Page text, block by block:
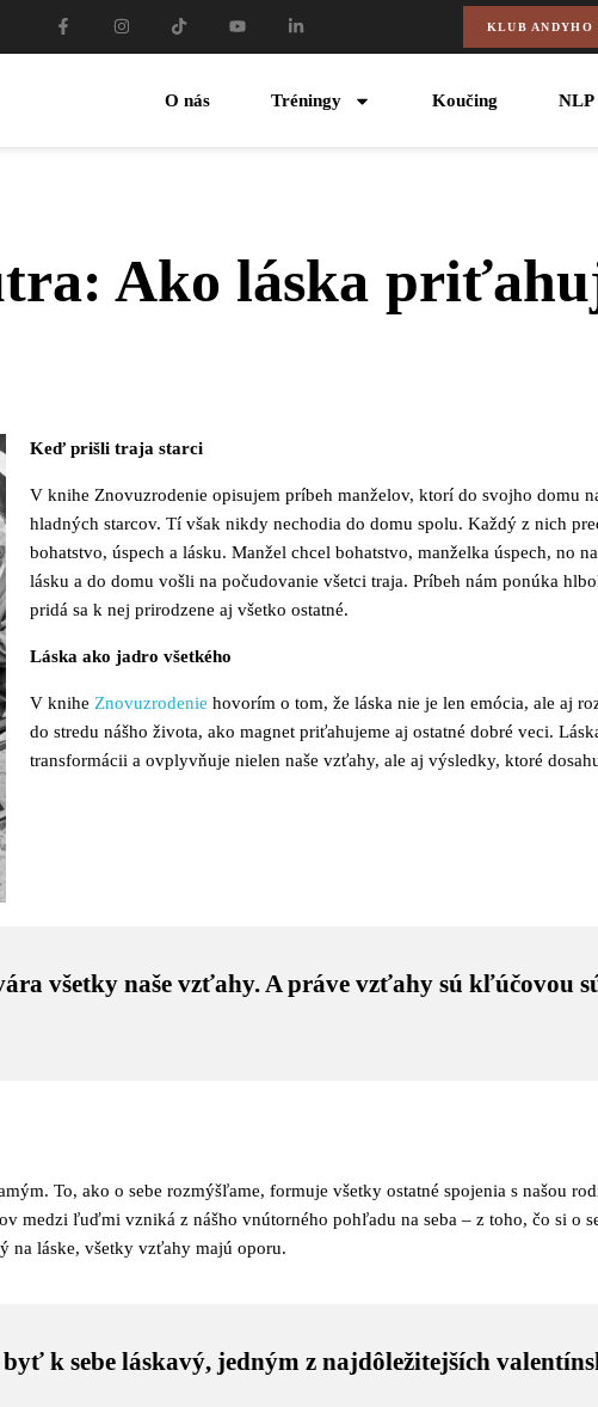
KLUB ANDYHO
O nás Tréningy Koučing NLP
Ako láska
Keď prišli traja starci
V knihe Znovuzrodenie opisujem príbeh manželov, ktorí do svojho domu
hladných starcov. Tí však nikdy nechodia do domu spolu. Každý z nich
bohatstvo, úspech a lásku. Manžel chcel bohatstvo, manželka úspech, no
lásku a do domu vošli na počudovanie všetci traja. Príbeh nám ponúka
pridá sa k nej prirodzene aj všetko ostatné.
Láska ako jadro všetkého
V knihe Znovuzrodenie hovorím o tom, že láska nie je len emócia, ale aj
do stredu nášho života, ako magnet priťahujeme aj ostatné dobré veci.
transformácii a ovplyvňuje nielen naše vzťahy, ale aj výsledky, ktoré
všetky naše vzťahy. A práve vzťahy sú kľúčovou
To, ako o sebe rozmýšľame, formuje všetky ostatné spojenia s našou
ľuďmi vzniká z nášho vnútorného pohľadu na seba – z toho, čo si o
na láske, všetky vzťahy majú oporu.
k sebe láskavý, jedným z najdôležitejších